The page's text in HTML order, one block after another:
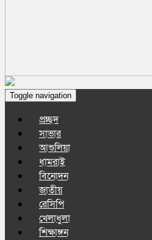
Toggle navigation
প্রচ্ছদ
সাভার
আশুলিয়া
ধামরাই
বিনোদন
জাতীয়
রেসিপি
খেলাধুলা
শিক্ষাঙ্গন